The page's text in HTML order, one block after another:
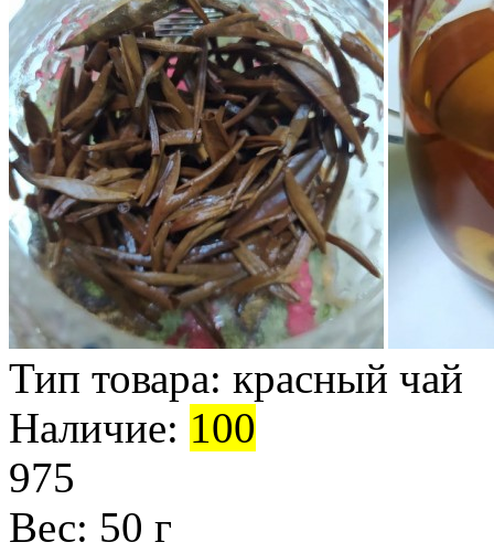
Тип товара: красный чай
Наличие: 100
975
Вес: 50 г